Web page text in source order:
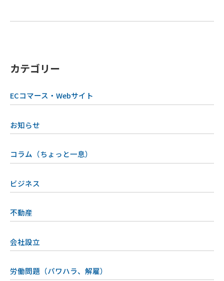
カテゴリー
ECコマース・Webサイト
お知らせ
コラム（ちょっと一息）
ビジネス
不動産
会社設立
労働問題（パワハラ、解雇）